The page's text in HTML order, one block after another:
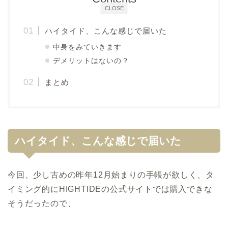
CLOSE
ハイタイド、こんな感じで届いた
中身をみていきます
デメリットはないの？
まとめ
ハイタイド、こんな感じで届いた
今回、少し古めの昨年12月始まりの手帳が欲しく、タ
イミング的にHIGHTIDEの公式サイトでは購入できな
そうだったので、